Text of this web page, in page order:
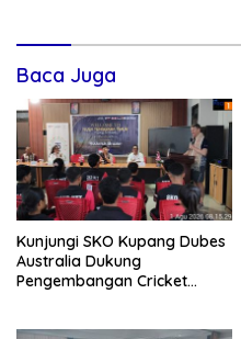
Baca Juga
Kunjungi SKO Kupang Dubes
Australia Dukung
Pengembangan Cricket